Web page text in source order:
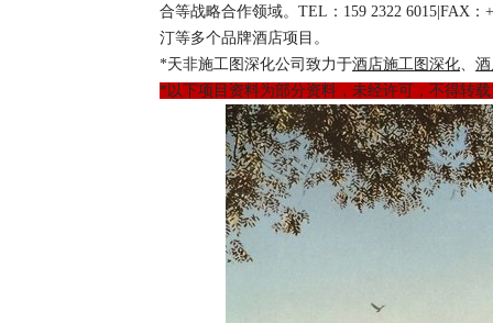
合等战略合作领域。TEL：159 2322 6015|FAX
汀等多个品牌酒店项目。
*天非施工图深化公司致力于酒店施工图深化、
*以下项目资料为部分资料，未经许可，不得转